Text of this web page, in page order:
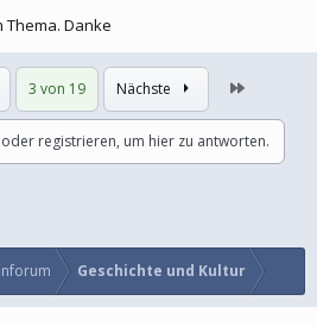
Danke
3 von 19 Nächste Letzte
registrieren, um hier zu antworten.
Geschichte und Kultur